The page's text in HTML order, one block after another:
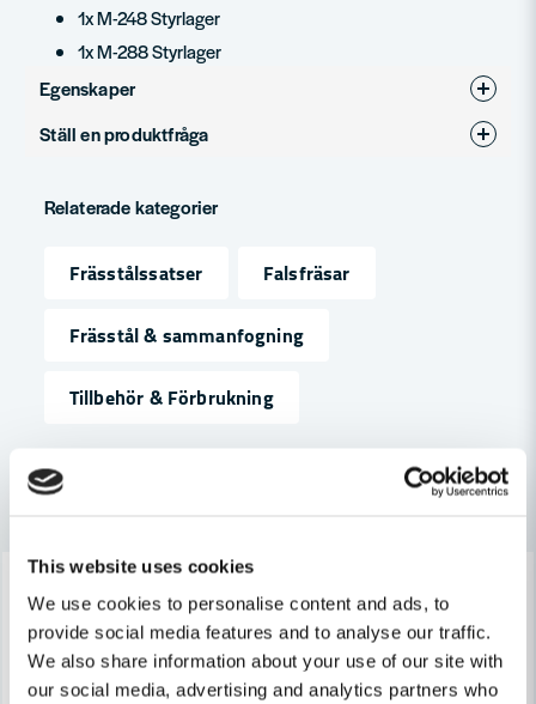
This website uses cookies
We use cookies to personalise content and ads, to
provide social media features and to analyse our traffic.
We also share information about your use of our site with
our social media, advertising and analytics partners who
1x M-248 Styrlager
1x M-288 Styrlager
Egenskaper
Produkttyp
Ställ en produktfråga
Fråga oss något om denna produkten...
Namn
email
Relaterade kategorier
Frässtålssatser
Falsfräsar
Frässtål & sammanfogning
Tillbehör & Förbrukning
Andra produkter i kategorin
-7%